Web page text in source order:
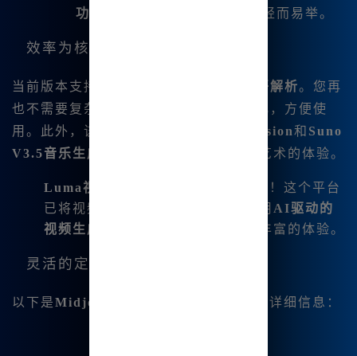
功能
，制作缩略图或拼贴变得轻而易举。
效率为核心
当前版本支持 咒语解析。您再
也不需要复杂的命令，所有操作都已简化，方便使
用。此外，该平台还集成了
Stable-diffusion和 Suno
V3.5音乐生成功能
，提升了您超越视觉艺术的体验。
Luma视频制作
：没错，您没有听错！这个平台
已将视频制作提升到新的高度，利用 AI驱动的
视频生成
，借助尖端技术为您带来丰富的体验。
灵活的定价计划
以下是Midjourney 中文版 竞争性定价的详细信息：